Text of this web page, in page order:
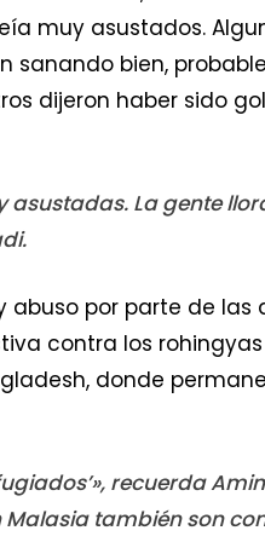
muy asustados.
sanando bien,
dijeron haber sido
La gente
abuso por parte de las
contra los
donde
recuerda
también son